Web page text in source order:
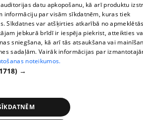
э-почта -
datu apkopošanu, kā arī produktu
informāciju par visām sīkdatnēm, kuras tiek
Sīkdatnes var atšķirties atkarībā no
jebkurā brīdī ir iespēja piekrist, atteikties
sniegšana, kā arī tās atsaukšana vai
sadaļām. Vairāk informācijas par
noteikumos.
→